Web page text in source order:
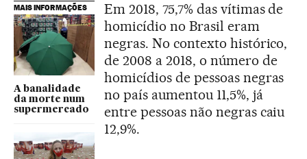
MAIS INFORMAÇÕES
A banalidade
da morte num
supermercado
Em 2018, 75,7% das vítimas de
homicídio no Brasil eram
negras. No contexto histórico,
de 2008 a 2018, o número de
homicídios de pessoas negras
no país aumentou 11,5%, já
entre pessoas não negras caiu
12,9%.